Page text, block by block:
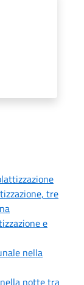
tre
e
nella
notte tra